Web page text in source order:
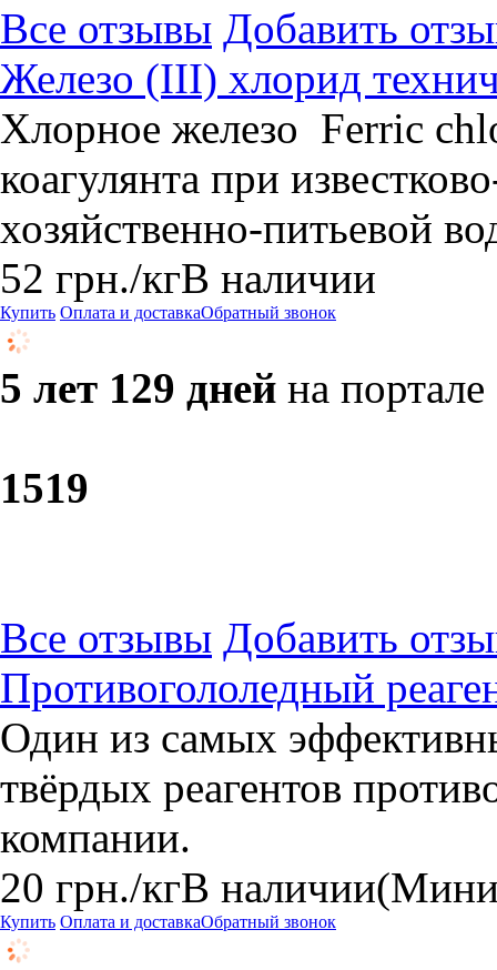
Все отзывы Добавить
Железо (III) хлорид
Хлорное железо Ferric
коагулянта при
хозяйственно-питьевой
52 грн./кгВ наличии
Купить Оплата и доставкаОбратный звонок
5 лет 129 дней на портале
1519
Все отзывы Добавить
Противогололедный
Один из самых
твёрдых реагентов
компании.
20 грн./кгВ наличии
Купить Оплата и доставкаОбратный звонок